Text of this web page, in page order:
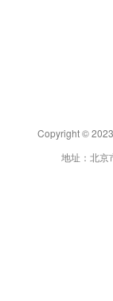
Copyright ©
地址：北京